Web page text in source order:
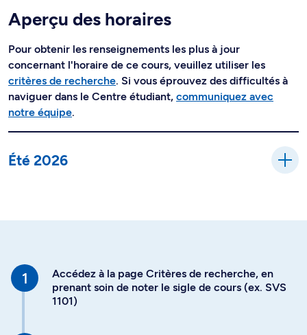
Aperçu des horaires
Pour obtenir les renseignements les plus à jour
concernant l'horaire de ce cours, veuillez utiliser les
critères de recherche. Si vous éprouvez des difficultés à
naviguer dans le Centre étudiant, communiquez avec
notre équipe.
Été 2026
Accédez à la page Critères de recherche, en
prenant soin de noter le sigle de cours (ex. SVS
1101)